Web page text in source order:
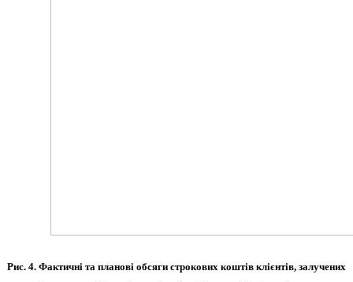
Рис. 4. Фактичні та планові обсяги строкових коштів клієнтів, залучених